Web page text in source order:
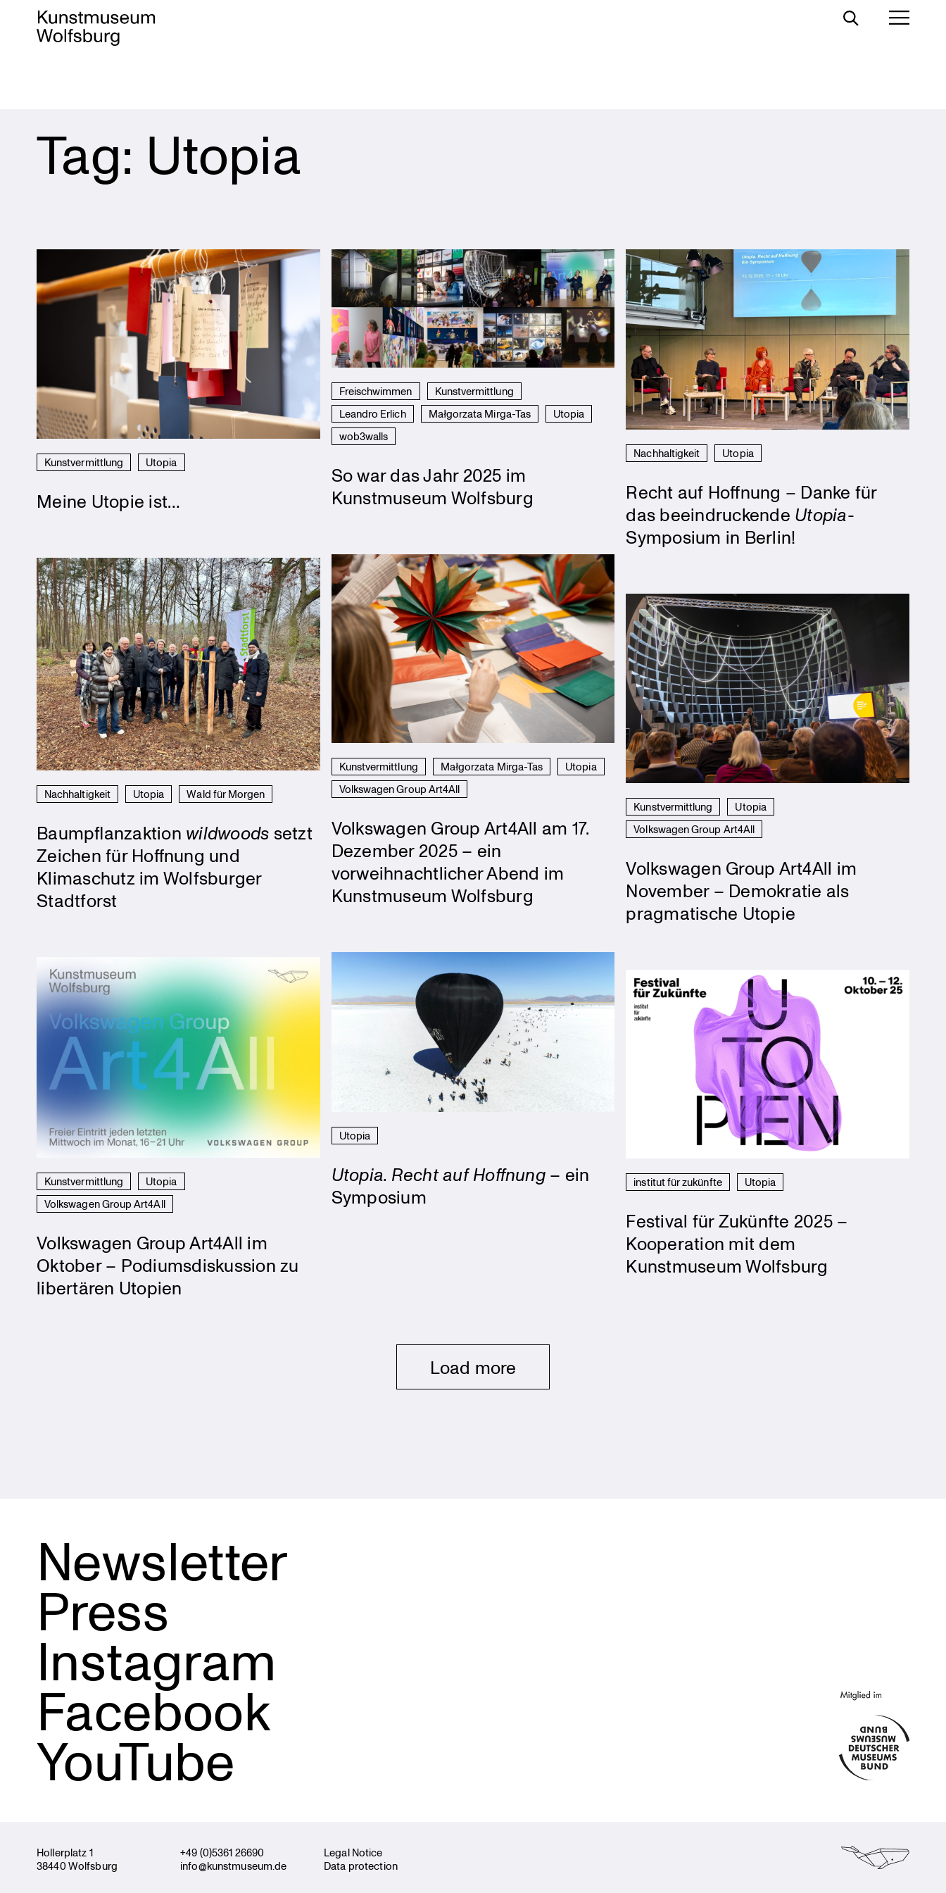
Toggle
Tag: Utopia
Kunstvermittlung Utopia
Meine Utopie ist…
Freischwimmen
Kunstvermittlung
Leandro Erlich
Małgorzata Mirga-Tas
Utopia
wob3walls
So war das Jahr 2025 im
Kunstmuseum Wolfsburg
Nachhaltigkeit Utopia
Recht auf Hoffnung – Danke für
das beeindruckende Utopia-
Symposium in Berlin!
Kunstvermittlung Małgorzata Mirga-Tas
Utopia
Volkswagen Group Art4All
Volkswagen Group Art4All am 17.
Dezember 2025 – ein
vorweihnachtlicher Abend im
Kunstmuseum Wolfsburg
Nachhaltigkeit Utopia Wald für Morgen
Baumpflanzaktion wildwoods setzt
Zeichen für Hoffnung und
Klimaschutz im Wolfsburger
Stadtforst
Kunstvermittlung
Utopia
Volkswagen Group Art4All
Volkswagen Group Art4All im
November – Demokratie als
pragmatische Utopie
Utopia
Utopia. Recht auf Hoffnung– ein
Symposium
Kunstvermittlung
Utopia
Volkswagen Group Art4All
Volkswagen Group Art4All im
Oktober – Podiumsdiskussion zu
libertären Utopien
institut für zukünfte Utopia
Festival für Zukünfte 2025 –
Kooperation mit dem
Kunstmuseum Wolfsburg
Load more
Newsletter
Press
Instagram
Facebook
YouTube
Holler­platz 1
38440 Wolfsburg
+49 (0)5361 26690
info@kunstmuseum.de
Legal Notice
Data protection